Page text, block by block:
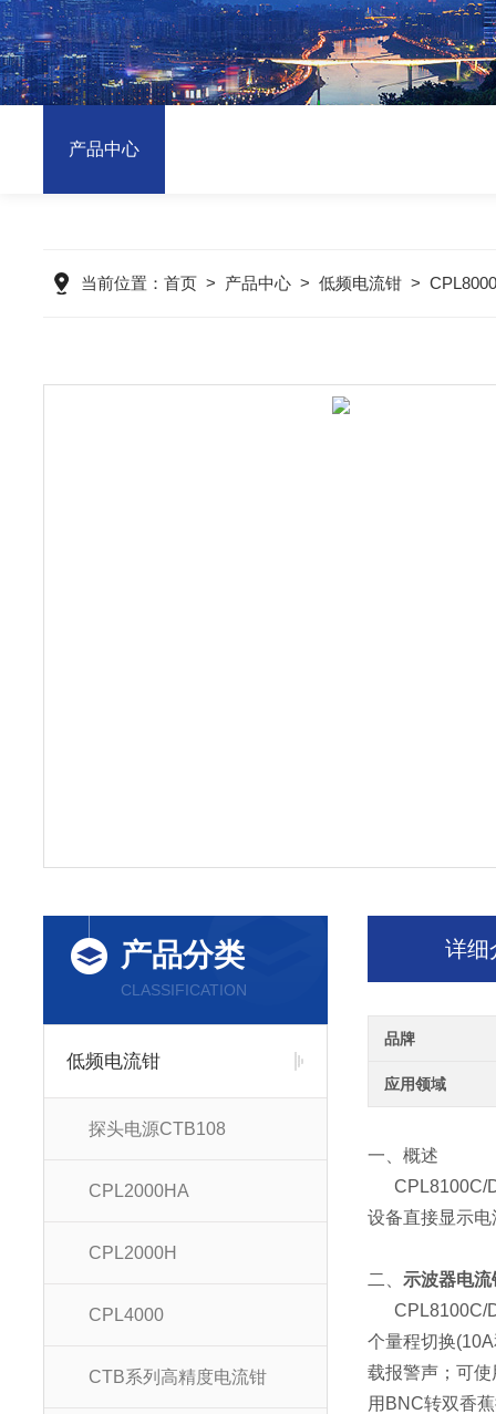
产品中心
当前位置： 首页 > 产品中心 > 低频电流钳 >
产品分类
CLASSIFICATION
低频电流钳
探头电源CTB108
CPL2000HA
CPL2000H
CPL4000
CTB系列高精度电流钳
详细
品牌
应用领域
一、概述
CPL8100C/D
设备直接显示
二、示波器电
CPL8100C/D
个量程切换
载报警声；可
用BNC转双香